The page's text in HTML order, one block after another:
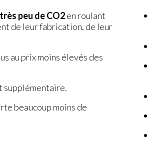
peu de CO2en roulant
de leur fabrication, de leur
au prix moins élevés des
supplémentaire.
beaucoup moins de